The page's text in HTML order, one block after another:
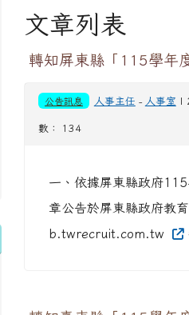
文章列表
轉知屏東縣「115學年
公告訊息 人事主任 - 人事室 |
數： 134
一、依據屏東縣政府
章公告於屏東縣政府教
b.twrecruit.com.tw